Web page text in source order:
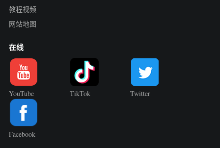
教程视频
网站地图
在线
YouTube TikTok Twitter
Facebook